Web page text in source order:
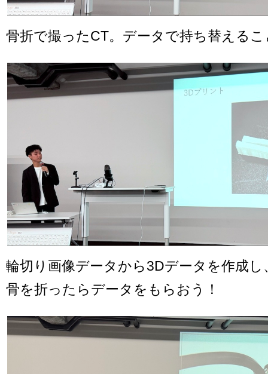
骨折で撮ったCT。データで持ち替える
輪切り画像データから3Dデータを作成
骨を折ったらデータをもらおう！